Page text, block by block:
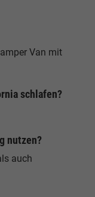
Van mit
schlafen?
nutzen?
auch